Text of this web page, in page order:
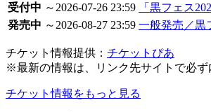
受付中 ～2026-07-26 23:59 「黒フェス
発売中 ～2026-08-27 23:59 一般発売／黒
チケット情報提供： チケットぴあ
※最新の情報は、リンク先サイトで必ず
チケット情報をもっと見る